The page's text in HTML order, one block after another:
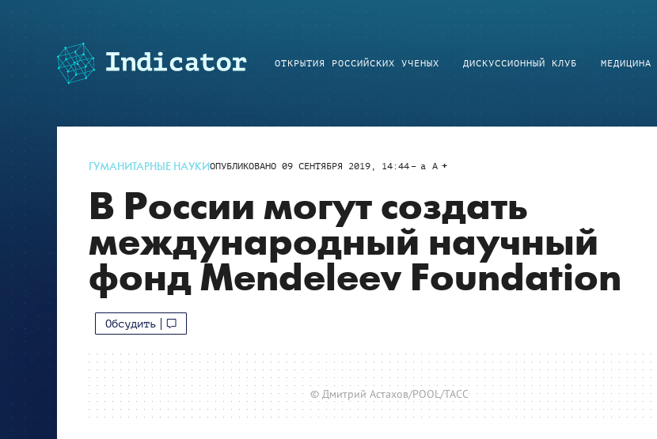
ОТКРЫТИЯ РОССИЙСКИХ УЧЕНЫХ ДИСКУССИОННЫЙ КЛУБ МЕДИЦИНА
ГУМАНИТАРНЫЕ НАУКИОПУБЛИКОВАНО 09 СЕНТЯБРЯ 2019, 14:44 a A
В России могут создать
международный научный
фонд Mendeleev Foundation
Обсудить
© Дмитрий Астахов/POOL/ТАСС